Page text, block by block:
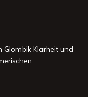
Klarheit und